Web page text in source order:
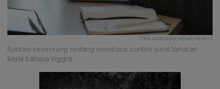
TIMA MIROSHNICHENKO/PEXELS
Ilustrasi seseorang sedang membaca contoh surat lamaran
kerja bahasa Inggris.